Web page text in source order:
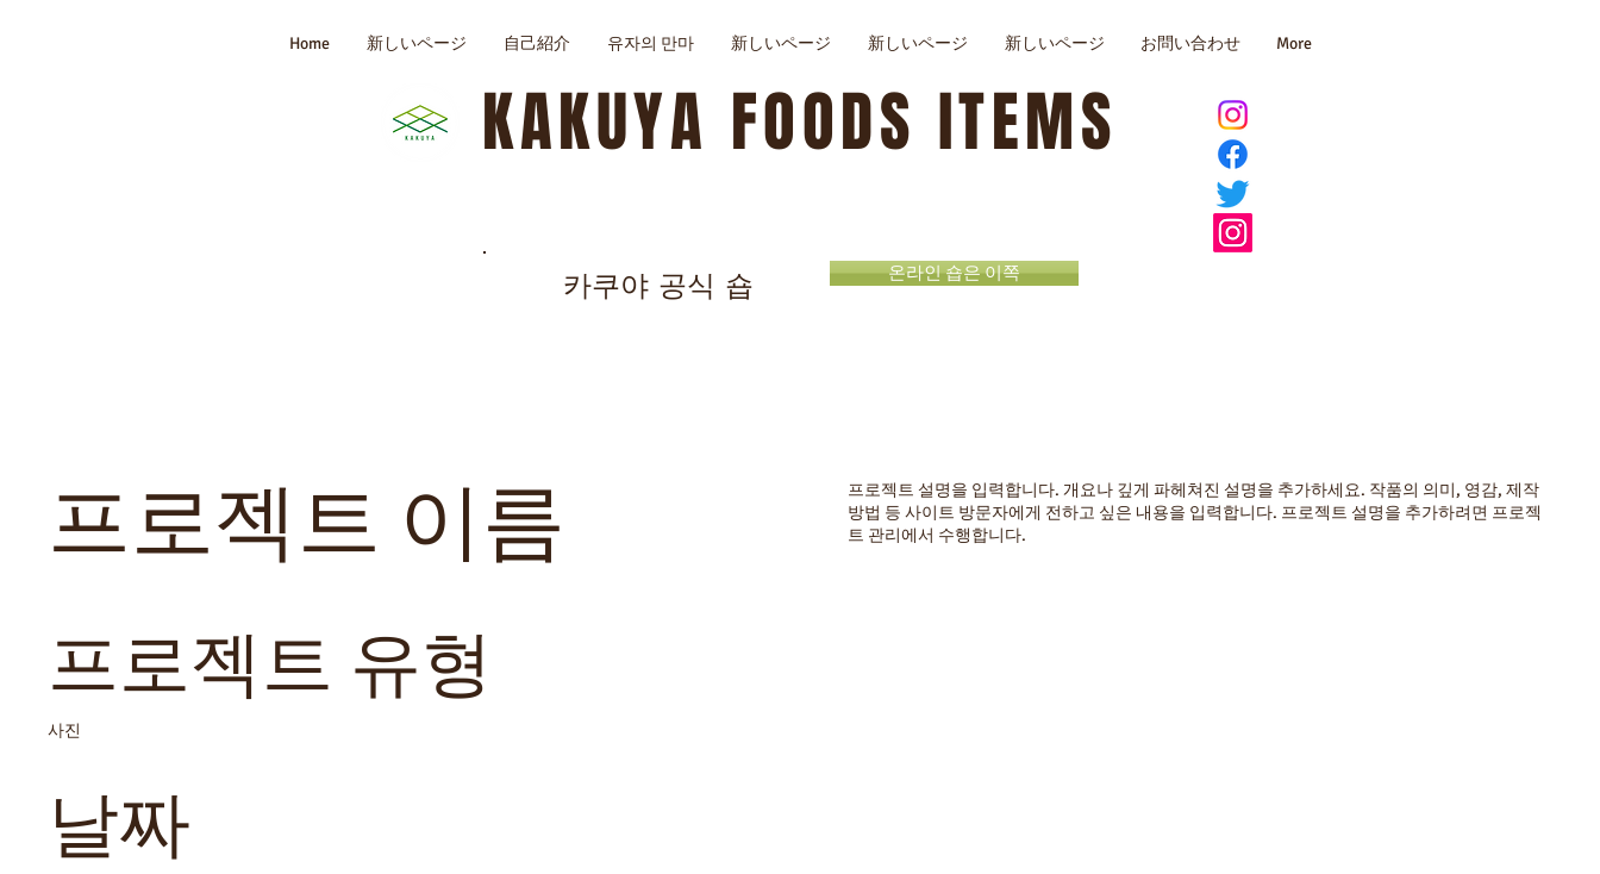
Home 新しいページ 自己紹介 유자의 만마 新しいページ 新しいページ 新しいページ お問い合わせ More
KAKUYA FOODS ITEMS
카쿠야 공식 숍 온라인 숍은 이쪽
프로젝트 이름
프로젝트 유형
사진
날짜
프로젝트 설명을 입력합니다. 개요나 깊게 파헤쳐진 설명을 추가하세요. 작품의 의미, 영감, 제작
방법 등 사이트 방문자에게 전하고 싶은 내용을 입력합니다. 프로젝트 설명을 추가하려면 프로젝
트 관리에서 수행합니다.